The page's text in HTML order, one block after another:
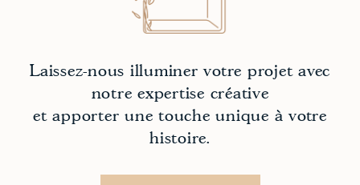
Laissez-nous illuminer votre projet avec
notre expertise créative
et apporter une touche unique à votre
histoire.